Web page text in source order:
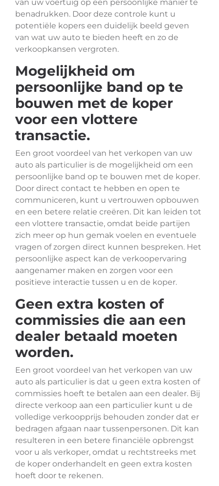
van uw voertuig op een persoonlijke manier te
benadrukken. Door deze controle kunt u
potentiële kopers een duidelijk beeld geven
van wat uw auto te bieden heeft en zo de
verkoopkansen vergroten.
Mogelijkheid om
persoonlijke band op te
bouwen met de koper
voor een vlottere
transactie.
Een groot voordeel van het verkopen van uw
auto als particulier is de mogelijkheid om een
persoonlijke band op te bouwen met de koper.
Door direct contact te hebben en open te
communiceren, kunt u vertrouwen opbouwen
en een betere relatie creëren. Dit kan leiden tot
een vlottere transactie, omdat beide partijen
zich meer op hun gemak voelen en eventuele
vragen of zorgen direct kunnen bespreken. Het
persoonlijke aspect kan de verkoopervaring
aangenamer maken en zorgen voor een
positieve interactie tussen u en de koper.
Geen extra kosten of
commissies die aan een
dealer betaald moeten
worden.
Een groot voordeel van het verkopen van uw
auto als particulier is dat u geen extra kosten of
commissies hoeft te betalen aan een dealer. Bij
directe verkoop aan een particulier kunt u de
volledige verkoopprijs behouden zonder dat er
bedragen afgaan naar tussenpersonen. Dit kan
resulteren in een betere financiële opbrengst
voor u als verkoper, omdat u rechtstreeks met
de koper onderhandelt en geen extra kosten
hoeft door te rekenen.